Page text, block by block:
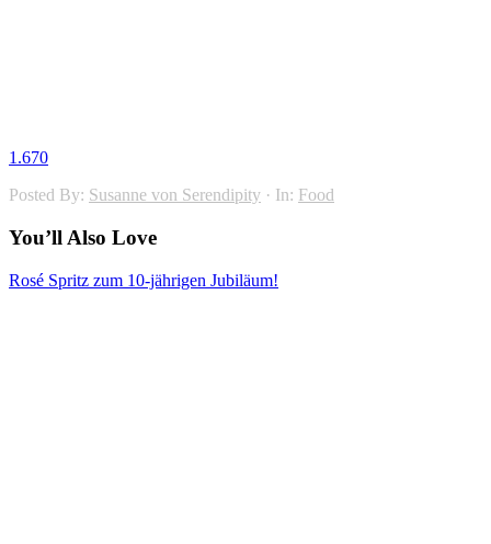
1.670
Posted By: Susanne von Serendipity · In: Food
You’ll Also Love
Rosé Spritz zum 10-jährigen Jubiläum!